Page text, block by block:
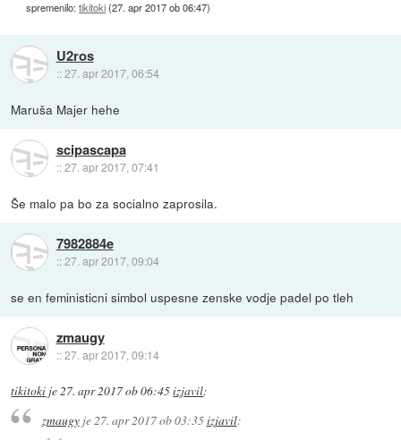
spremenilo:tikitoki(27. apr 2017 ob 06:47)
U2ros
::27. apr 2017, 06:54
Maruša Majer hehe
scipascapa
::27. apr 2017, 07:41
Še malo pa bo za socialno zaprosila.
7982884e
::27. apr 2017, 09:04
se en feministicni simbol uspesne zenske vodje padel po tleh
zmaugy
::27. apr 2017, 09:14
tikitoki je27. apr 2017 ob 06:45izjavil:
zmaugyje27. apr 2017 ob 03:35izjavil: